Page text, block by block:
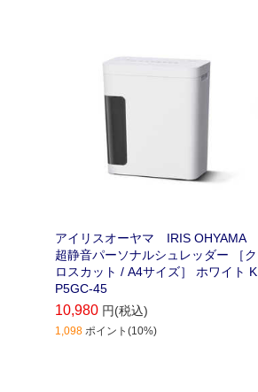
アイリスオーヤマ IRIS OHYAMA
超静音パーソナルシュレッダー ［ク
ロスカット / A4サイズ］ ホワイト K
P5GC-45
10,980 円(税込)
1,098 ポイント(10%)